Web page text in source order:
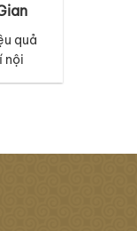
quả
nội
từ